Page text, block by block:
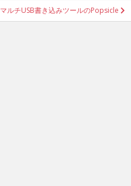
マルチUSB書き込みツールのPopsicle